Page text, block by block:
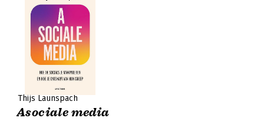
Thijs Launspach
Asociale media